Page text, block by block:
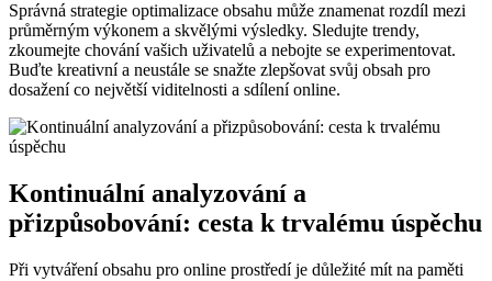
Správná strategie optimalizace obsahu může znamenat rozdíl mezi
průměrným výkonem a skvělými výsledky. Sledujte trendy,
zkoumejte chování vašich uživatelů a nebojte se experimentovat.
Buďte kreativní a neustále se snažte zlepšovat svůj obsah pro
dosažení co největší viditelnosti a sdílení online.
Kontinuální analyzování a
přizpůsobování: cesta k trvalému úspěchu
Při vytváření obsahu pro online prostředí je důležité mít na paměti